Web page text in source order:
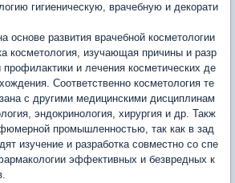
гигиеническую, врачебную и декорати
основе развития врачебной косметологии
косметология, изучающая причины и разр
и лечения косметических де
Соответственно косметология те
с другими медицинскими дисциплинам
эндокринология, хирургия и др. Такж
промышленностью, так как в зад
изучение и разработка совместно со спе
эффективных и безвредных к